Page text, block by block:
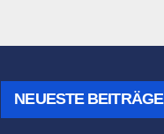
NEUESTE BEITRÄGE